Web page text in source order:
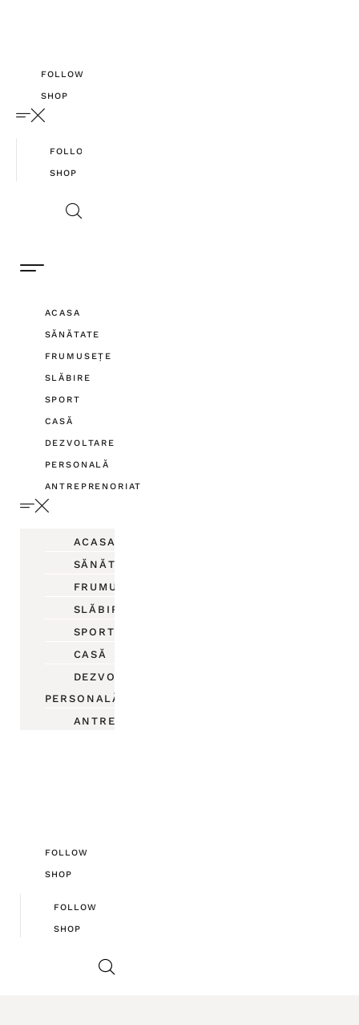
FOLLOW
SHOP
FOLLOW
SHOP
ACASA
SĂNĂTATE
FRUMUSEȚE
SLĂBIRE
SPORT
CASĂ
DEZVOLTARE
PERSONALĂ
ANTREPRENORIAT
ACASA
SĂNĂTATE
FRUMUSEȚE
SLĂBIRE
SPORT
CASĂ
DEZVOLTARE
PERSONALĂ
ANTREPRENORIAT
FOLLOW
SHOP
FOLLOW
SHOP